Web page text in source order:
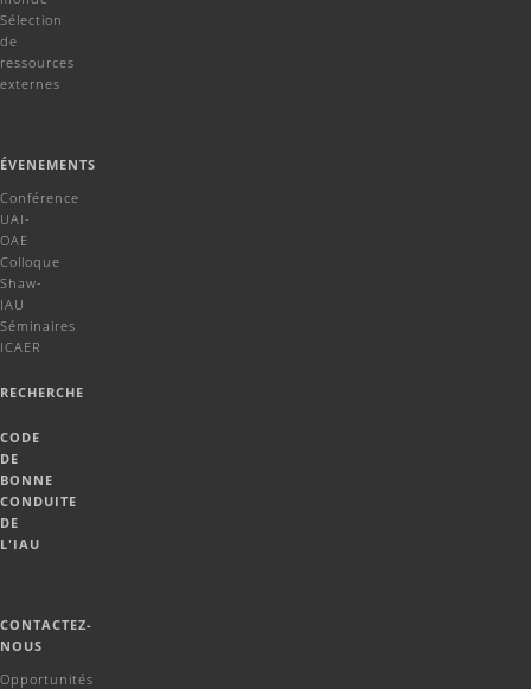
Sélection
de
ressources
externes
ÉVENEMENTS
Conférence
UAI-
OAE
Colloque
Shaw-
IAU
Séminaires
ICAER
RECHERCHE
CODE
DE
BONNE
CONDUITE
DE
L'IAU
CONTACTEZ-
NOUS
Opportunités